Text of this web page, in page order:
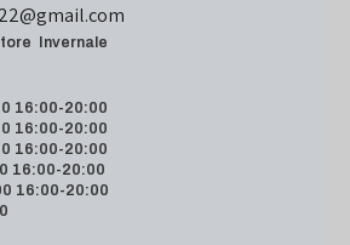
Store Invernale
16:00-20:00
16:00-20:00
16:00-20:00
16:00-20:00
16:00-20:00